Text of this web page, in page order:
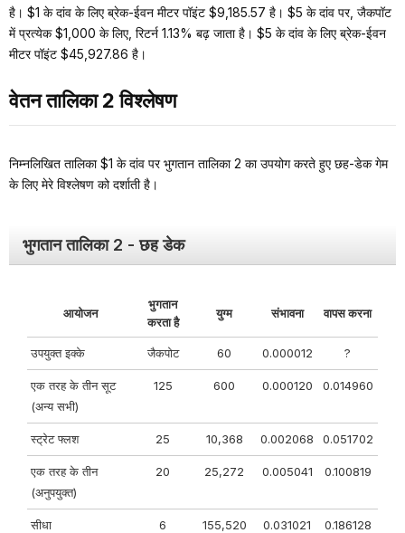
है। $1 के दांव के लिए ब्रेक-ईवन मीटर पॉइंट $9,185.57 है। $5 के दांव पर, जैकपॉट
में प्रत्येक $1,000 के लिए, रिटर्न 1.13% बढ़ जाता है। $5 के दांव के लिए ब्रेक-ईवन
मीटर पॉइंट $45,927.86 है।
वेतन तालिका 2 विश्लेषण
निम्नलिखित तालिका $1 के दांव पर भुगतान तालिका 2 का उपयोग करते हुए छह-डेक गेम
के लिए मेरे विश्लेषण को दर्शाती है।
भुगतान तालिका 2 - छह डेक
आयोजन
भुगतान
करता है
युग्म संभावना वापस करना
उपयुक्त इक्के जैकपोट 60 0.000012 ?
एक तरह के तीन सूट
(अन्य सभी)
125 600 0.000120 0.014960
स्ट्रेट फ्लश 25 10,368 0.002068 0.051702
एक तरह के तीन
(अनुपयुक्त)
20 25,272 0.005041 0.100819
सीधा 6 155,520 0.031021 0.186128